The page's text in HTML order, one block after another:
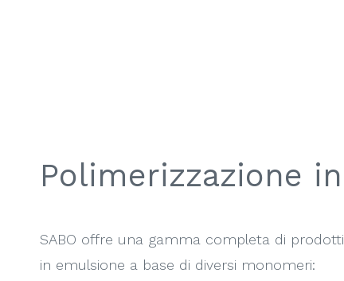
Polimerizzazione
SABO offre una gamma completa di
in emulsione a base di diversi monomeri: